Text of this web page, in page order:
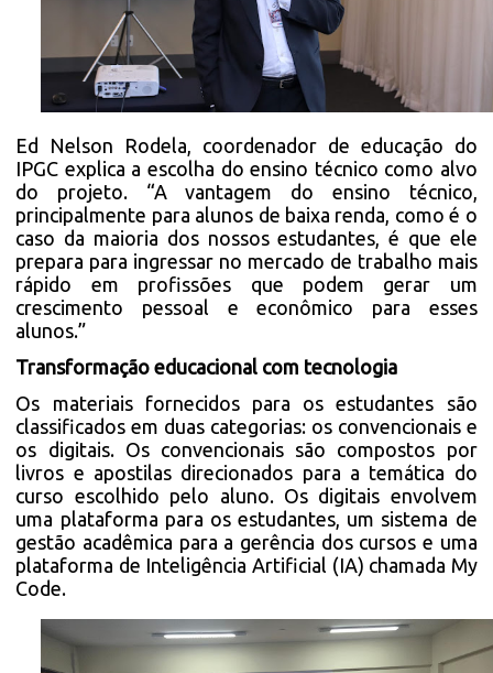
Ed Nelson Rodela, coordenador de educação do
IPGC explica a escolha do ensino técnico como alvo
do projeto. “A vantagem do ensino técnico,
principalmente para alunos de baixa renda, como é o
caso da maioria dos nossos estudantes, é que ele
prepara para ingressar no mercado de trabalho mais
rápido em profissões que podem gerar um
crescimento pessoal e econômico para esses
alunos.”
Transformação educacional com tecnologia
Os materiais fornecidos para os estudantes são
classificados em duas categorias: os convencionais e
os digitais. Os convencionais são compostos por
livros e apostilas direcionados para a temática do
curso escolhido pelo aluno. Os digitais envolvem
uma plataforma para os estudantes, um sistema de
gestão acadêmica para a gerência dos cursos e uma
plataforma de Inteligência Artificial (IA) chamada My
Code.